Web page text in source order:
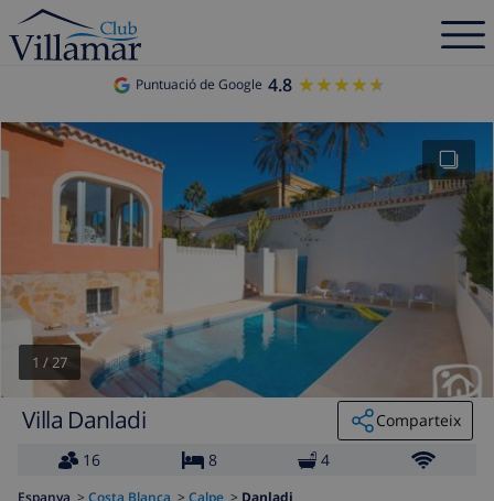
Puntuació de Google 4.8 ★★★★★
★★★★★
1 /27
Villa Danladi
Comparteix
16
8 4
Espanya > Costa Blanca > Calpe > Danladi